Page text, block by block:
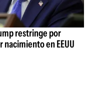
restringe por
en EEUU